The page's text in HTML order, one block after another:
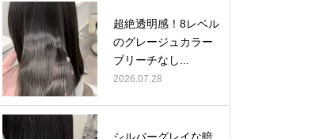
超絶透明感！8レベル
のグレージュカラー
ブリーチなし...
2026.07.28
シルバーグレイな暗